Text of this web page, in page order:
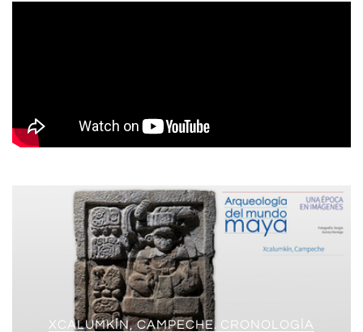
XCALUMKÍN, CAMPECHE. CRONOLOGÍA